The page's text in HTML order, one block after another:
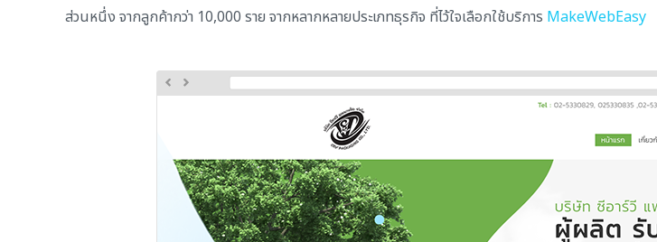
ส่วนหนึ่ง จากลูกค้ากว่า 10,000 ราย จากหลากหลายประเภทธุรกิจ ที่ไว้ใจเลือกใช้บริการ MakeWebEasy